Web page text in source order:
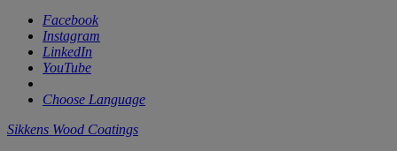
Facebook
Instagram
LinkedIn
YouTube
Choose Language
Sikkens Wood Coatings